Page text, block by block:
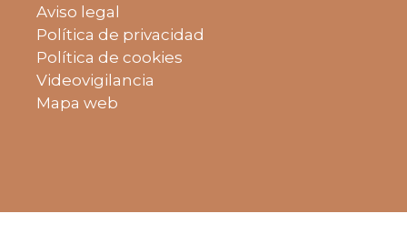
Aviso legal
Política de privacidad
Política de cookies
Videovigilancia
Mapa web